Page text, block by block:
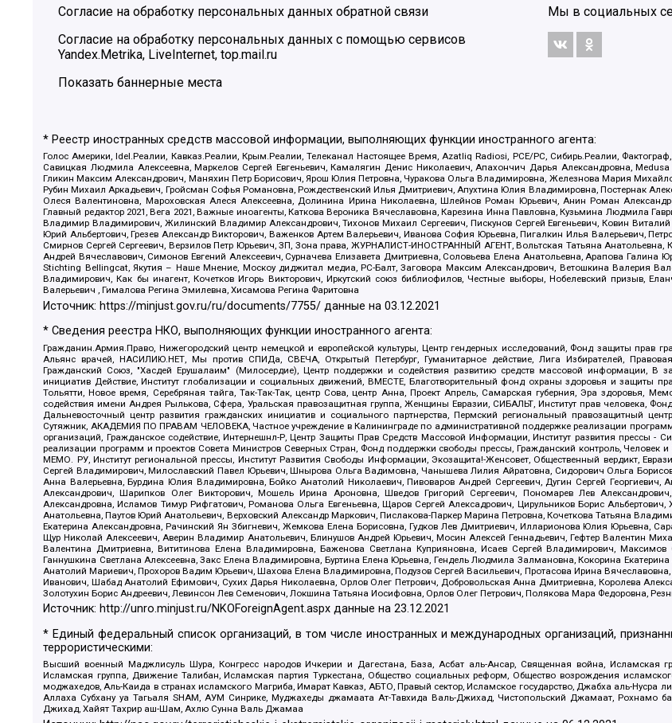
Согласие на обработку персональных данных обратной связи
Согласие на обработку персональных данных с помощью сервисов
Yandex.Metrika, LiveInternet, top.mail.ru
Показать баннерные места
Мы в социальных
* Реестр иностранных средств массовой информации, выполняющих функции иностранного агента:
Голос Америки, Idel.Реалии, Кавказ.Реалии, Крым.Реалии, Телеканал Настоящее Время, Azatliq Radiosi, PCE/PC, Сибирь.Реалии,
Савицкая Людмила Алексеевна, Маркелов Сергей Евгеньевич, Камалягин Денис Николаевич, Апахончич Дарья Александровна,
Гликин Максим Александрович, Маняхин Петр Борисович, Ярош Юлия Петровна, Чуракова Ольга Владимировна, Железнова Мария
Рубин Михаил Аркадьевич, Гройсман Софья Романовна, Рождественский Илья Дмитриевич, Апухтина Юлия Владимировна, Постернак
Олеся Валентиновна, Мароховская Алеся Алексеевна, Долинина Ирина Николаевна, Шлейнов Роман Юрьевич, Анин Роман
Главный редактор 2021, Вега 2021, Важные иноагенты, Каткова Вероника Вячеславовна, Карезина Инна Павловна, Кузьмина Людмила
Владимир Владимирович, Жилинский Владимир Александрович, Тихонов Михаил Сергеевич, Пискунов Сергей Евгеньевич, Ковин
Юрий Альбертович, Грезев Александр Викторович, Важенков Артем Валерьевич, Иванова София Юрьевна, Пигалкин Илья Валерьевич,
Смирнов Сергей Сергеевич, Верзилов Петр Юрьевич, ЗП, Зона права, ЖУРНАЛИСТ-ИНОСТРАННЫЙ АГЕНТ, Вольтская Татьяна Анатольевна,
Андрей Вячеславович, Симонов Евгений Алексеевич, Сурначева Елизавета Дмитриевна, Соловьева Елена Анатольевна, Арапова
Stichting Bellingcat, Якутия – Наше Мнение, Москоу диджитал медиа, РС-Балт, Заговора Максим Александрович, Ветошкина Валерия
Владимирович, Как бы инагент, Кочетков Игорь Викторович, Иркутский союз библиофилов, Честные выборы, Нобелевский призыв,
Валерьевич , Гималова Регина Эмилевна, Хисамова Регина Фаритовна
Источник: https://minjust.gov.ru/ru/documents/7755/ данные на03.12.2021
* Сведения реестра НКО, выполняющих функции иностранного агента:
Гражданин.Армия.Право, Нижегородский центр немецкой и европейской культуры, Центр гендерных исследований, Фонд защиты прав
Альянс врачей, НАСИЛИЮ.НЕТ, Мы против СПИДа, СВЕЧА, Открытый Петербург, Гуманитарное действие, Лига Избирателей,
Гражданский Союз, "Хасдей Ерушалаим" (Милосердие), Центр поддержки и содействия развитию средств массовой информации, В
инициатив Действие, Институт глобализации и социальных движений, ВМЕСТЕ, Благотворительный фонд охраны здоровья и
Тольятти, Новое время, Серебряная тайга, Так-Так-Так, центр Сова, центр Анна, Проект Апрель, Самарская губерния, Эра здоровья,
содействия имени Андрея Рылькова, Сфера, Уральская правозащитная группа, Женщины Евразии, СИБАЛЬТ, Институт прав человека,
Дальневосточный центр развития гражданских инициатив и социального партнерства, Пермский региональный правозащитный
Сутяжник, АКАДЕМИЯ ПО ПРАВАМ ЧЕЛОВЕКА, Частное учреждение в Калининграде по административной поддержке реализации программ
организаций, Гражданское содействие, Интернешнл-Р, Центр Защиты Прав Средств Массовой Информации, Институт развития прессы -
реализации программ и проектов Совета Министров Северных Стран, Фонд поддержки свободы прессы, Гражданский контроль,
МЕМО. РУ, Институт региональной прессы, Институт Развития Свободы Информации, Экозащита!-Женсовет, Общественный вердикт,
Сергей Владимирович, Милославский Павел Юрьевич, Шнырова Ольга Вадимовна, Чанышева Лилия Айратовна, Сидорович Ольга
Анна Валерьевна, Бурдина Юлия Владимировна, Бойко Анатолий Николаевич, Пивоваров Андрей Сергеевич, Дугин Сергей
Александрович, Шарипков Олег Викторович, Мошель Ирина Ароновна, Шведов Григорий Сергеевич, Пономарев Лев
Александровна, Исламов Тимур Рифгатович, Романова Ольга Евгеньевна, Щаров Сергей Алексадрович, Цирульников Борис
Анатольевна, Паутов Юрий Анатольевич, Верховский Александр Маркович, Пислакова-Паркер Марина Петровна, Кочеткова Татьяна
Екатерина Александровна, Рачинский Ян Збигневич, Жемкова Елена Борисовна, Гудков Лев Дмитриевич, Илларионова Юлия Юрьевна,
Щур Николай Алексеевич, Аверин Владимир Анатольевич, Блинушов Андрей Юрьевич, Мосин Алексей Геннадьевич, Гефтер Валентин
Валентина Дмитриевна, Вититинова Елена Владимировна, Баженова Светлана Куприяновна, Исаев Сергей Владимирович,
Ганнушкина Светлана Алексеевна, Закс Елена Владимировна, Буртина Елена Юрьевна, Гендель Людмила Залмановна, Кокорина
Анатолий Мариевич, Прохоров Вадим Юрьевич, Шахова Елена Владимировна, Подузов Сергей Васильевич, Протасова Ирина
Иванович, Шабад Анатолий Ефимович, Сухих Дарья Николаевна, Орлов Олег Петрович, Добровольская Анна Дмитриевна, Королева
Золотухин Борис Андреевич, Левинсон Лев Семенович, Локшина Татьяна Иосифовна, Орлов Олег Петрович, Полякова Мара Федоровна,
Источник: http://unro.minjust.ru/NKOForeignAgent.aspx данные на23.12.2021
* Единый федеральный список организаций, в том числе иностранных и международных организаций,
террористическими:
Высший военный Маджлисуль Шура, Конгресс народов Ичкерии и Дагестана, База, Асбат аль-Ансар, Священная война, Исламская
Исламская группа, Движение Талибан, Исламская партия Туркестана, Общество социальных реформ, Общество возрождения
моджахедов, Аль-Каида в странах исламского Магриба, Имарат Кавказ, АБТО, Правый сектор, Исламское государство, Джабха аль-
Аллаха Субхану уа Тагьаля SHAM, АУМ Синрике, Муджахеды джамаата Ат-Тавхида Валь-Джихад, Чистопольский Джамаат, Рохнамо ба
Джихад, Хайят Тахрир аш-Шам, Ахлю Сунна Валь Джамаа